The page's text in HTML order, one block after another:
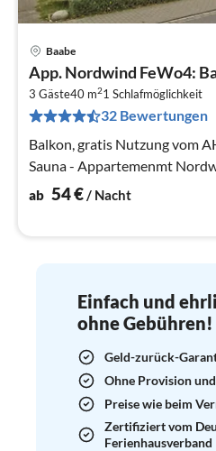
Baabe
App. Nordwind FeWo4:
3 Gäste40 m21 Schlafmöglichkeit
32 Bewertungen
Balkon, gratis Nutzung vom
Sauna - Appartemenmt
ab 54€/ Nacht
Einfach und
ohne Gebühren!
Geld-zurück-
Ohne Provision
Preise wie beim
Zertifiziert vom
Ferienhausverband